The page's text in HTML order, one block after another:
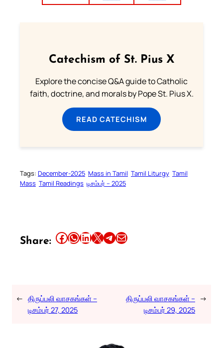
Catechism of St. Pius X
Explore the concise Q&A guide to Catholic
faith, doctrine, and morals by Pope St. Pius X.
READ CATECHISM
Tags: December-2025 Mass in Tamil Tamil Liturgy Tamil
Mass Tamil Readings டிசம்பர் – 2025
Share: Share this article on Facebook Share this article on WhatsApp Share this article on LinkedIn Share this article on X Share this article on TelegramEmail this Article
← திருப்பலி வாசகங்கள் –
டிசம்பர் 27, 2025
திருப்பலி வாசகங்கள் –
டிசம்பர் 29, 2025
→